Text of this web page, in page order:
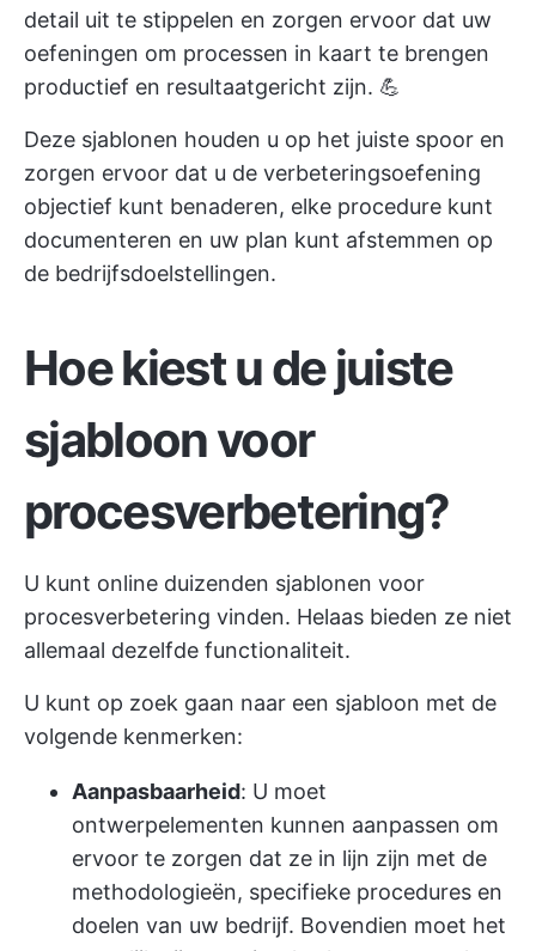
detail uit te stippelen en zorgen ervoor dat uw
oefeningen om processen in kaart te brengen
productief en resultaatgericht zijn. 💪
Deze sjablonen houden u op het juiste spoor en
zorgen ervoor dat u de verbeteringsoefening
objectief kunt benaderen, elke procedure kunt
documenteren en uw plan kunt afstemmen op
de bedrijfsdoelstellingen.
Hoe kiest u de juiste
sjabloon voor
procesverbetering?
U kunt online duizenden sjablonen voor
procesverbetering vinden. Helaas bieden ze niet
allemaal dezelfde functionaliteit.
U kunt op zoek gaan naar een sjabloon met de
volgende kenmerken:
Aanpasbaarheid: U moet
ontwerpelementen kunnen aanpassen om
ervoor te zorgen dat ze in lijn zijn met de
methodologieën, specifieke procedures en
doelen van uw bedrijf. Bovendien moet het